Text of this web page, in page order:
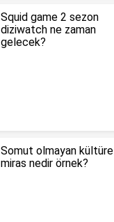
Squid game 2 sezon
diziwatch ne zaman
gelecek?
Somut olmayan kültürel
miras nedir örnek?